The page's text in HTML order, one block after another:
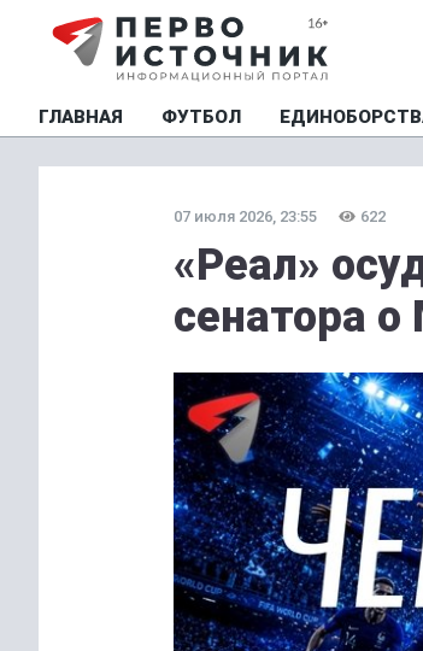
ГЛАВНАЯ ФУТБОЛ
07 июля 2026, 23:55 622
«Реал»
сенатора